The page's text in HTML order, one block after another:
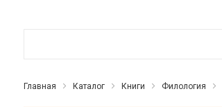
Главная Каталог Книги Филология